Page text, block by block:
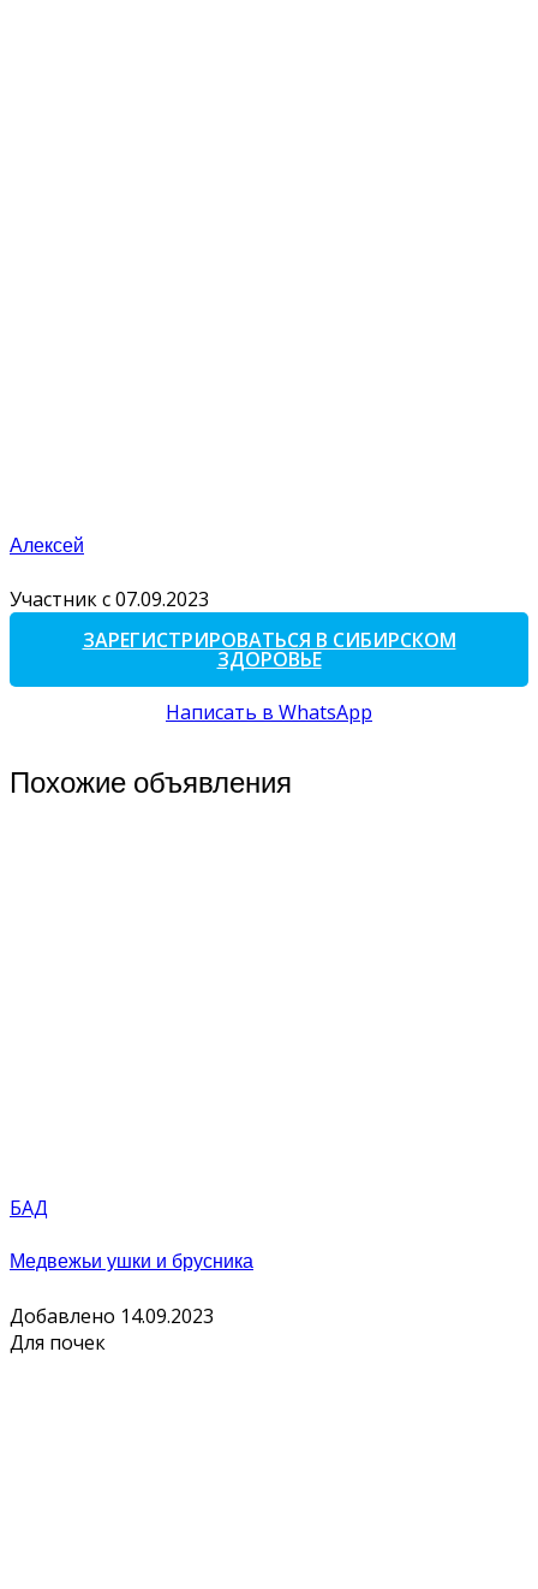
Алексей
Участник с 07.09.2023
ЗАРЕГИСТРИРОВАТЬСЯ В СИБИРСКОМ
ЗДОРОВЬЕ
Написать в WhatsApp
Похожие объявления
БАД
Медвежьи ушки и брусника
Добавлено 14.09.2023
Для почек